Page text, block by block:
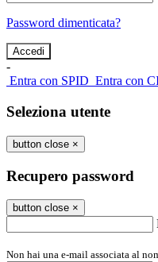
Password dimenticata?
-
Entra con SPID Entra con
Seleziona utente
button close ×
Recupero password
button close ×
Non hai una e-mail associata al